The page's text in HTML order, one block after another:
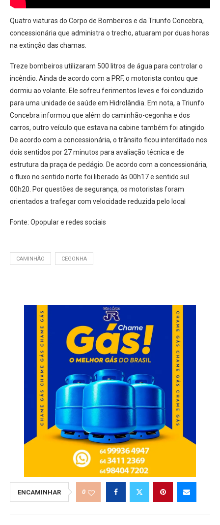
Quatro viaturas do Corpo de Bombeiros e da Triunfo Concebra,
concessionária que administra o trecho, atuaram por duas horas
na extinção das chamas.
Treze bombeiros utilizaram 500 litros de água para controlar o
incêndio. Ainda de acordo com a PRF, o motorista contou que
dormiu ao volante. Ele sofreu ferimentos leves e foi conduzido
para uma unidade de saúde em Hidrolândia. Em nota, a Triunfo
Concebra informou que além do caminhão-cegonha e dos
carros, outro veículo que estava na cabine também foi atingido.
De acordo com a concessionária, o trânsito ficou interditado nos
dois sentidos por 27 minutos para avaliação técnica e de
estrutura da praça de pedágio. De acordo com a concessionária,
o fluxo no sentido norte foi liberado às 00h17 e sentido sul
00h20. Por questões de segurança, os motoristas foram
orientados a trafegar com velocidade reduzida pelo local
Fonte: Opopular e redes sociais
CAMINHÃO CEGONHA
ENCAMINHAR 0